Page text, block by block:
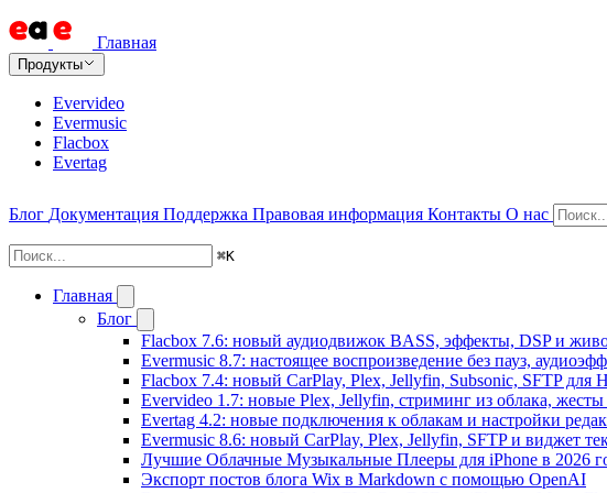
Главная
Продукты
Evervideo
Evermusic
Flacbox
Evertag
Блог Документация Поддержка Правовая информация Контакты О нас
⌘K
Главная
Блог
Flacbox 7.6: новый аудиодвижок BASS, эффекты, DSP и
Evermusic 8.7: настоящее воспроизведение без пауз,
Flacbox 7.4: новый CarPlay, Plex, Jellyfin, Subsonic, SFTP для
Evervideo 1.7: новые Plex, Jellyfin, стриминг из облака, жесты
Evertag 4.2: новые подключения к облакам и настройки
Evermusic 8.6: новый CarPlay, Plex, Jellyfin, SFTP и виджет
Лучшие Облачные Музыкальные Плееры для iPhone в 2026
Экспорт постов блога Wix в Markdown с помощью OpenAI